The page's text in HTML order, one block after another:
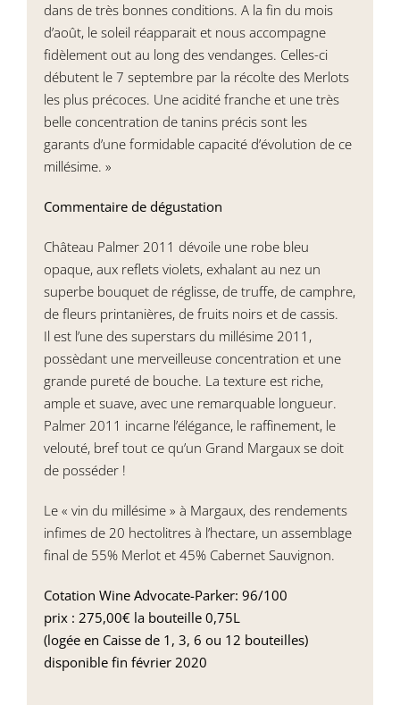
dans de très bonnes conditions. A la fin du mois
d’août, le soleil réapparait et nous accompagne
fidèlement out au long des vendanges. Celles-ci
débutent le 7 septembre par la récolte des Merlots
les plus précoces. Une acidité franche et une très
belle concentration de tanins précis sont les
garants d’une formidable capacité d’évolution de ce
millésime. »
Commentaire de dégustation
Château Palmer 2011 dévoile une robe bleu
opaque, aux reflets violets, exhalant au nez un
superbe bouquet de réglisse, de truffe, de camphre,
de fleurs printanières, de fruits noirs et de cassis.
Il est l’une des superstars du millésime 2011,
possèdant une merveilleuse concentration et une
grande pureté de bouche. La texture est riche,
ample et suave, avec une remarquable longueur.
Palmer 2011 incarne l’élégance, le raffinement, le
velouté, bref tout ce qu’un Grand Margaux se doit
de posséder !
Le « vin du millésime » à Margaux, des rendements
infimes de 20 hectolitres à l’hectare, un assemblage
final de 55% Merlot et 45% Cabernet Sauvignon.
Cotation Wine Advocate-Parker: 96/100
prix : 275,00€ la bouteille 0,75L
(logée en Caisse de 1, 3, 6 ou 12 bouteilles)
disponible fin février 2020